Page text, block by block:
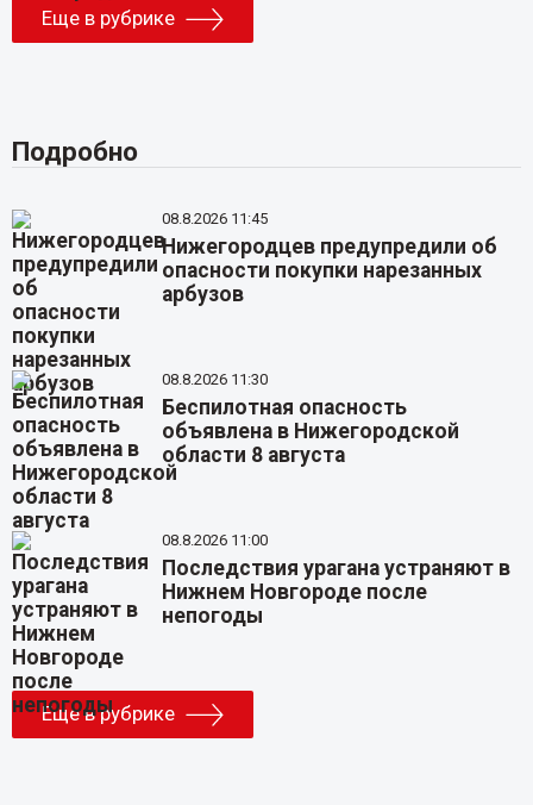
Еще в рубрике
Подробно
08.8.2026 11:45
Нижегородцев предупредили об
опасности покупки нарезанных
арбузов
08.8.2026 11:30
Беспилотная опасность
объявлена в Нижегородской
области 8 августа
08.8.2026 11:00
Последствия урагана устраняют в
Нижнем Новгороде после
непогоды
Еще в рубрике